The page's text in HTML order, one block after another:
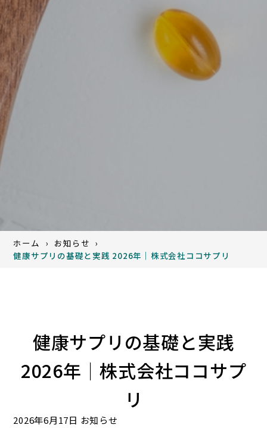
ホーム
お知らせ
健康サプリの基礎と実践 2026年｜株式会社ココサプリ
健康サプリの基礎と実践
2026年｜株式会社ココサプ
リ
2026年6月17日 お知らせ